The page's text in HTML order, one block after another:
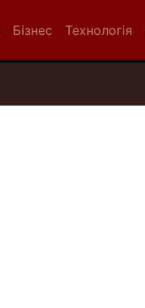
Бізнес Технологія